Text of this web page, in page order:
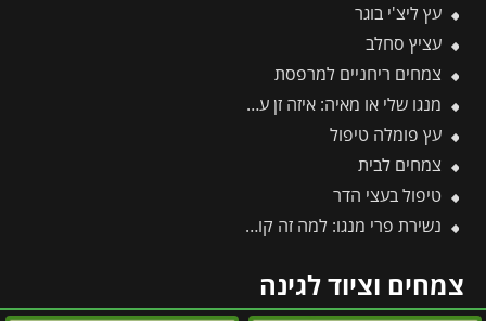
עץ ליצ'י בוגר
עציץ סחלב
צמחים ריחניים למרפסת
מנגו שלי או מאיה: איזה זן עדיף לגדל ואיזה פחות מומלץ?
עץ פומלה טיפול
צמחים לבית
טיפול בעצי הדר
נשירת פרי מנגו: למה זה קורה ואיך לעצור את נשירת החנטים?
צמחים וציוד לגינה